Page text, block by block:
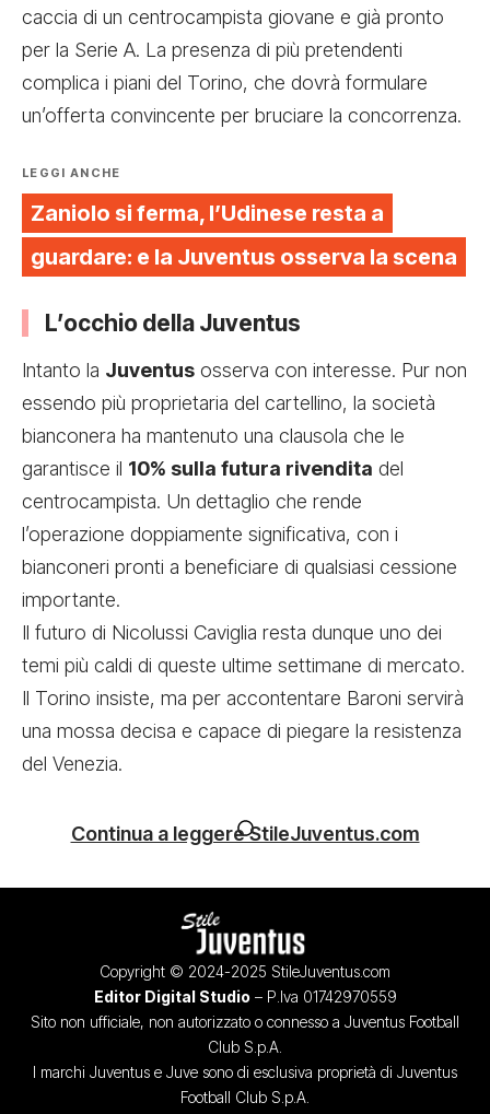
caccia di un centrocampista giovane e già pronto
per la Serie A. La presenza di più pretendenti
complica i piani del Torino, che dovrà formulare
un’offerta convincente per bruciare la concorrenza.
LEGGI ANCHE
Zaniolo si ferma, l’Udinese resta a
guardare: e la Juventus osserva la scena
L’occhio della Juventus
Intanto la Juventus osserva con interesse. Pur non
essendo più proprietaria del cartellino, la società
bianconera ha mantenuto una clausola che le
garantisce il 10% sulla futura rivendita del
centrocampista. Un dettaglio che rende
l’operazione doppiamente significativa, con i
bianconeri pronti a beneficiare di qualsiasi cessione
importante.
Il futuro di Nicolussi Caviglia resta dunque uno dei
temi più caldi di queste ultime settimane di mercato.
Il Torino insiste, ma per accontentare Baroni servirà
una mossa decisa e capace di piegare la resistenza
del Venezia.
Continua a leggere StileJuventus.com
Copyright © 2024-2025 StileJuventus.com
Editor Digital Studio – P.Iva 01742970559
Sito non ufficiale, non autorizzato o connesso a Juventus Football
Club S.p.A.
I marchi Juventus e Juve sono di esclusiva proprietà di Juventus
Football Club S.p.A.